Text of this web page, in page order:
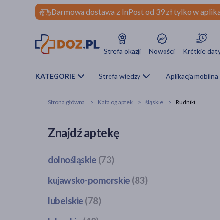
Darmowa dostawa z InPost od 39 zł tylko w
Strefa okazji Nowości Krótkie
KATEGORIE Strefa wiedzy Aplikacja mobilna
Strona główna Katalog aptek śląskie Rudniki
Znajdź aptekę
dolnośląskie (73)
Bogatynia(1)
Głogów (3)
kujawsko-pomorskie (83)
Bobrowo(1)
lubelskie (78)